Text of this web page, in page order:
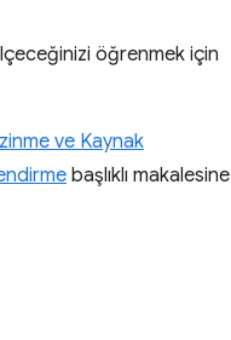
öğrenmek için
ve Kaynak
başlıklı makalesine